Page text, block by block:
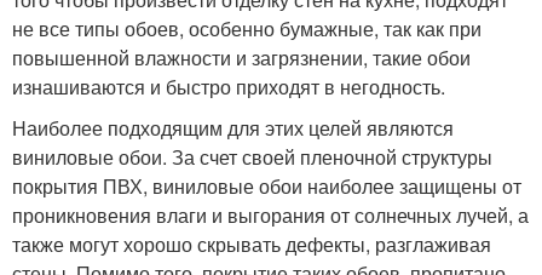
не все типы обоев, особенно бумажные, так как при
повышенной влажности и загрязнении, такие обои
изнашиваются и быстро приходят в негодность.
Наиболее подходящим для этих целей являются
виниловые обои. За счет своей пленочной структуры
покрытия ПВХ, виниловые обои наиболее защищены от
проникновения влаги и выгорания от солнечных лучей, а
также могут хорошо скрывать дефекты, разглаживая